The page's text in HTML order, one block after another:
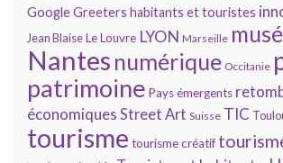
GoogleGreeters habitants et touristes
Jean BlaiseLe Louvre LYON Marseille
Nantes numérique Occitanie
patrimoine Pays émergents
économiques Street Art Suisse TIC
tourisme tourisme créatif